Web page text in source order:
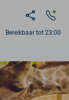
Bereikbaar tot 23:00